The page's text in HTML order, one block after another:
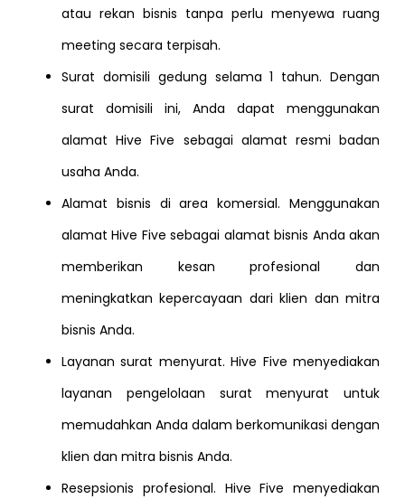
atau rekan bisnis tanpa perlu menyewa ruang
meeting secara terpisah.
Surat domisili gedung selama 1 tahun. Dengan
surat domisili ini, Anda dapat menggunakan
alamat Hive Five sebagai alamat resmi badan
usaha Anda.
Alamat bisnis di area komersial. Menggunakan
alamat Hive Five sebagai alamat bisnis Anda akan
memberikan kesan profesional dan
meningkatkan kepercayaan dari klien dan mitra
bisnis Anda.
Layanan surat menyurat. Hive Five menyediakan
layanan pengelolaan surat menyurat untuk
memudahkan Anda dalam berkomunikasi dengan
klien dan mitra bisnis Anda.
Resepsionis profesional. Hive Five menyediakan